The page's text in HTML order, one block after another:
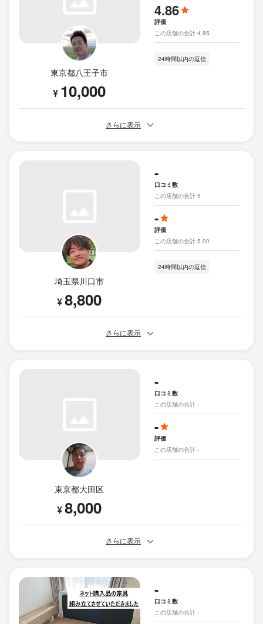
東京都八王子市
¥ 10,000
4.86
評価
この店舗の合計 4.85
24時間以内の返信
さらに表示
埼玉県川口市
¥8,800
-
口コミ数
この店舗の合計 5
-
評価
この店舗の合計 5.00
24時間以内の返信
さらに表示
東京都大田区
¥8,000
-
口コミ数
この店舗の合計 -
-
評価
この店舗の合計 -
さらに表示
-
口コミ数
この店舗の合計 -